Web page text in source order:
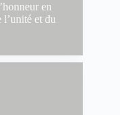
en
et du